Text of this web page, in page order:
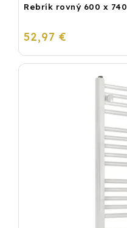
Rebrík rovný 600 x 740
52,97 €